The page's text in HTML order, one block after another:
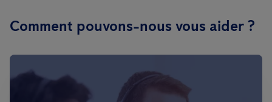
Comment pouvons-nous vous aider ?